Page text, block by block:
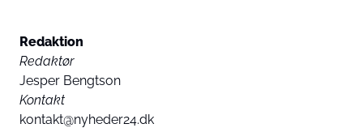
Redaktion
Redaktør
Jesper Bengtson
Kontakt
kontakt@nyheder24.dk